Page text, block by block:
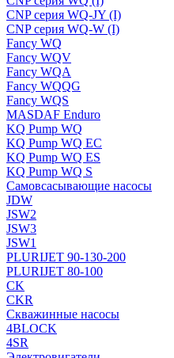
CNP серия WQ-JY (I)
CNP серия WQ-W (I)
Fancy WQ
Fancy WQV
Fancy WQA
Fancy WQQG
Fancy WQS
MASDAF Enduro
KQ Pump WQ
KQ Pump WQ EC
KQ Pump WQ ES
KQ Pump WQ S
Самовсасывающие насосы
JDW
JSW2
JSW3
JSW1
PLURIJET 90-130-200
PLURIJET 80-100
CK
CKR
Скважинные насосы
4BLOCK
4SR